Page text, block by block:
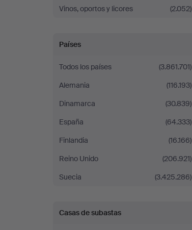
Vinos, oportos y licores
(2.052)
Países
Todos los países
(3.861.701)
Alemania
(116.193)
Dinamarca
(30.839)
España
(64.333)
Finlandia
(16.166)
Reino Unido
(206.921)
Suecia
(3.425.286)
Casas de subastas